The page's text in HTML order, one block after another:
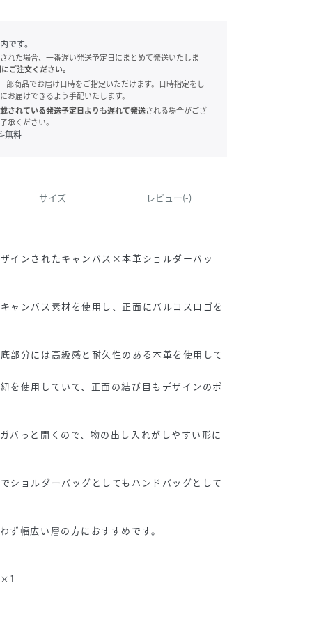
です。
れた場合、一番遅い発送予定日にまとめて発送いたしま
ご注文ください。
商品でお届け日時をご指定いただけます。日時指定をし
お届けできるよう手配いたします。
されている発送予定日よりも遅れて発送される場合がござ
承ください。
無料
サイズ レビュー(-)
インされたキャンバス×本革ショルダーバッ
ャンバス素材を使用し、正面にバルコスロゴを
部分には高級感と耐久性のある本革を使用して
を使用していて、正面の結び目もデザインのポ
バっと開くので、物の出し入れがしやすい形に
ショルダーバッグとしてもハンドバッグとして
ず幅広い層の方におすすめです。
×1